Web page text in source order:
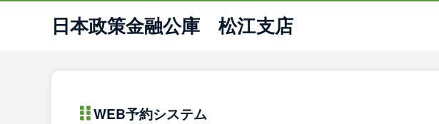
日本政策金融公庫 松江支店
WEB予約システム